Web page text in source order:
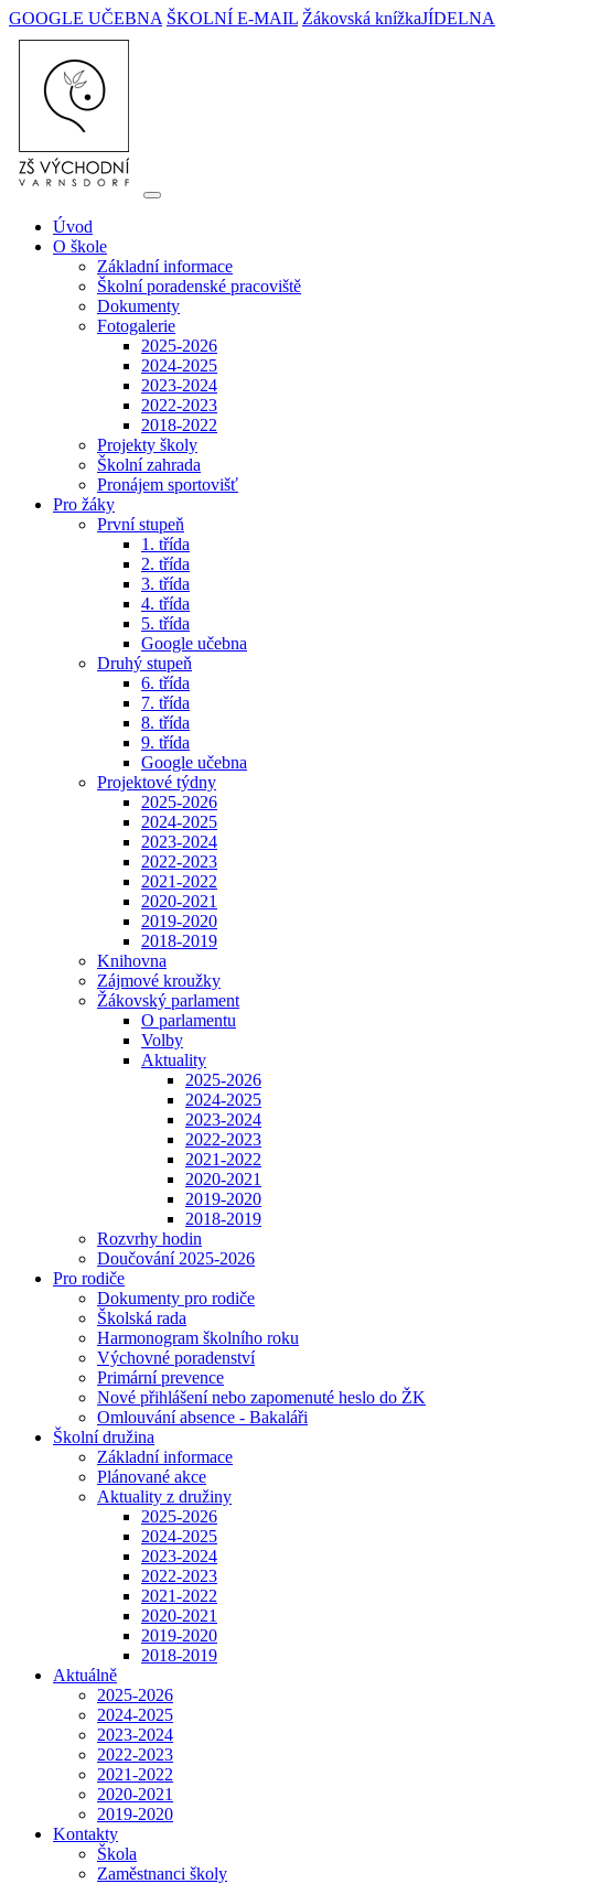
GOOGLE UČEBNA ŠKOLNÍ E-MAIL Žákovská knížkaJÍDELNA
Úvod
O škole
Základní informace
Školní poradenské pracoviště
Dokumenty
Fotogalerie
2025-2026
2024-2025
2023-2024
2022-2023
2018-2022
Projekty školy
Školní zahrada
Pronájem sportovišť
Pro žáky
První stupeň
1. třída
2. třída
3. třída
4. třída
5. třída
Google učebna
Druhý stupeň
6. třída
7. třída
8. třída
9. třída
Google učebna
Projektové týdny
2025-2026
2024-2025
2023-2024
2022-2023
2021-2022
2020-2021
2019-2020
2018-2019
Knihovna
Zájmové kroužky
Žákovský parlament
O parlamentu
Volby
Aktuality
2025-2026
2024-2025
2023-2024
2022-2023
2021-2022
2020-2021
2019-2020
2018-2019
Rozvrhy hodin
Doučování 2025-2026
Pro rodiče
Dokumenty pro rodiče
Školská rada
Harmonogram školního roku
Výchovné poradenství
Primární prevence
Nové přihlášení nebo zapomenuté heslo do ŽK
Omlouvání absence - Bakaláři
Školní družina
Základní informace
Plánované akce
Aktuality z družiny
2025-2026
2024-2025
2023-2024
2022-2023
2021-2022
2020-2021
2019-2020
2018-2019
Aktuálně
2025-2026
2024-2025
2023-2024
2022-2023
2021-2022
2020-2021
2019-2020
Kontakty
Škola
Zaměstnanci školy